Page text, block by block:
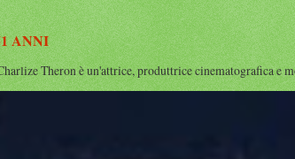
ANNI
Theron è un'attrice, produttrice cinematografica e